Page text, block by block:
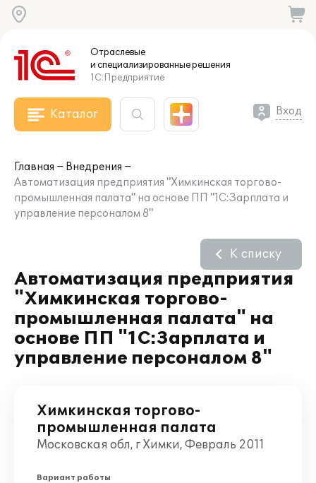
Отраслевые
и специализированныерешения
1С:Предприятие
Каталог Вход
Главная
Внедрения
Автоматизация предприятия "Химкинская торгово-
промышленная палата" на основе ПП "1С:Зарплата и
управление персоналом 8"
Автоматизация предприятия
"Химкинская торгово-
промышленная палата" на
основе ПП "1С:Зарплата и
управление персоналом 8"
К списку
Химкинская торгово-
промышленная палата
Московская обл, г Химки, Февраль 2011
Вариант работы